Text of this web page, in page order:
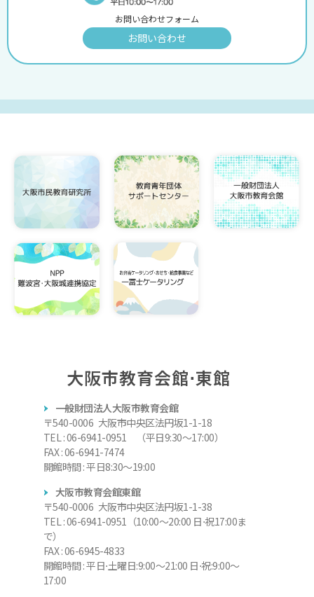
お問い合わせフォーム
お問い合わせ
大阪市教育会館⋅東館
一般財団法人大阪市教育会館
〒540-0006 大阪市中央区法円坂1-1-18
TEL : 06-6941-0951 （平日9:30～17:00）
FAX : 06-6941-7474
開館時間 : 平日8:30～19:00
大阪市教育会館東館
〒540-0006 大阪市中央区法円坂1-1-38
TEL : 06-6941-0951（10:00～20:00 日⋅祝17:00ま
で）
FAX : 06-6945-4833
開館時間 : 平日⋅土曜日:9:00～21:00 日⋅祝:9:00～
17:00